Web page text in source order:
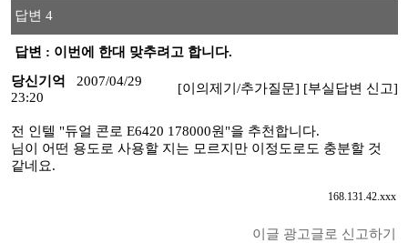
답변 4
답변 : 이번에 한대 맞추려고 합니다.
당신기억
2007/04/29
23:20
[이의제기/추가질문] [부실답변 신고]
전 인텔 "듀얼 콘로 E6420 178000원"을 추천합니다.
님이 어떤 용도로 사용할 지는 모르지만 이정도로도 충분할 것
같네요.
168.131.42.xxx
이글 광고글로 신고하기